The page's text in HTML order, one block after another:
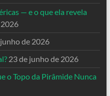
— e o que ela revela
de 2026
23 de junho de 2026
o Topo da Pirâmide Nunca